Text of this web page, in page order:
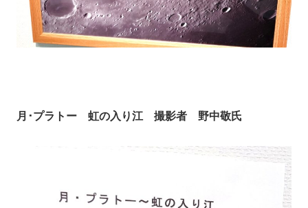
月･プラトー 虹の入り江 撮影者 野中敬氏